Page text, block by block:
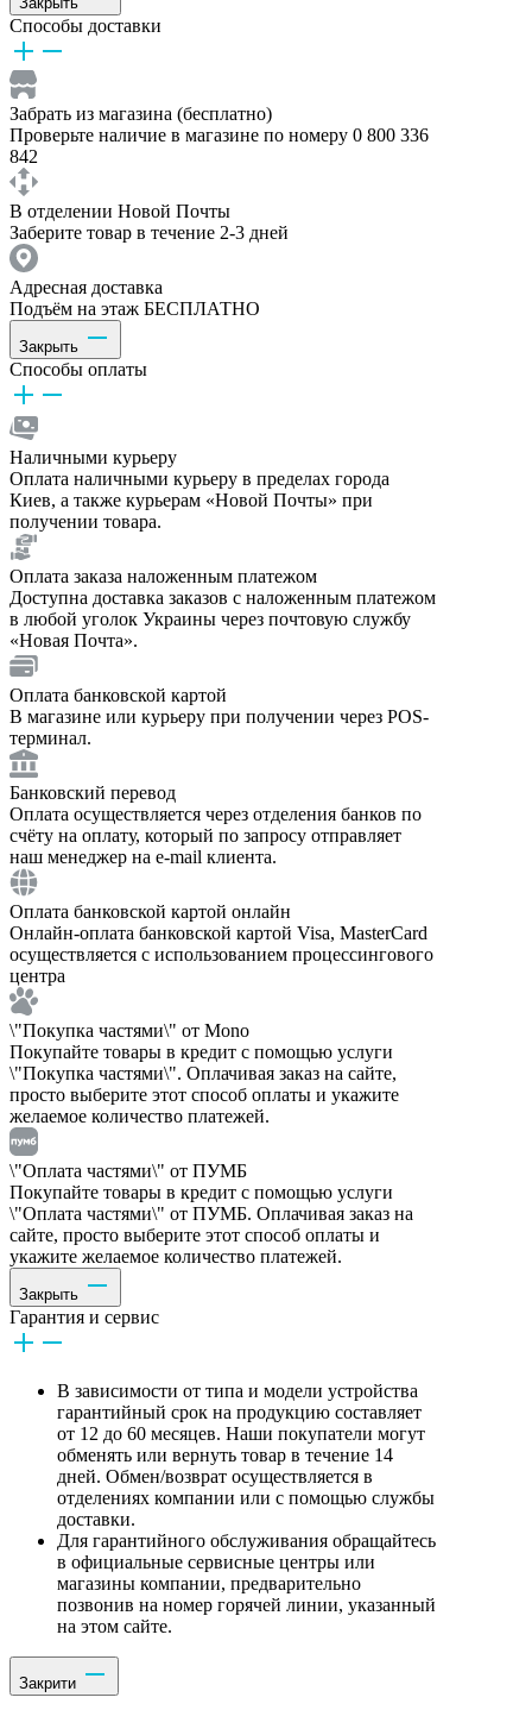
Способы доставки
Забрать из магазина (бесплатно)
Проверьте наличие в магазине по номеру 0 800 336
842
В отделении Новой Почты
Заберите товар в течение 2-3 дней
Адресная доставка
Подъём на этаж БЕСПЛАТНО
Закрыть
Способы оплаты
Наличными курьеру
Оплата наличными курьеру в пределах города
Киев, а также курьерам «Новой Почты» при
получении товара.
Оплата заказа наложенным платежом
Доступна доставка заказов с наложенным платежом
в любой уголок Украины через почтовую службу
«Новая Почта».
Оплата банковской картой
В магазине или курьеру при получении через POS-
терминал.
Банковский перевод
Оплата осуществляется через отделения банков по
счёту на оплату, который по запросу отправляет
наш менеджер на e-mail клиента.
Оплата банковской картой онлайн
Онлайн-оплата банковской картой Visa, MasterCard
осуществляется с использованием процессингового
центра
\"Покупка частями\" от Mono
Покупайте товары в кредит с помощью услуги
\"Покупка частями\". Оплачивая заказ на сайте,
просто выберите этот способ оплаты и укажите
желаемое количество платежей.
\"Оплата частями\" от ПУМБ
Покупайте товары в кредит с помощью услуги
\"Оплата частями\" от ПУМБ. Оплачивая заказ на
сайте, просто выберите этот способ оплаты и
укажите желаемое количество платежей.
Закрыть
Гарантия и сервис
В зависимости от типа и модели устройства
гарантийный срок на продукцию составляет
от 12 до 60 месяцев. Наши покупатели могут
обменять или вернуть товар в течение 14
дней. Обмен/возврат осуществляется в
отделениях компании или с помощью службы
доставки.
Для гарантийного обслуживания обращайтесь
в официальные сервисные центры или
магазины компании, предварительно
позвонив на номер горячей линии, указанный
на этом сайте.
Закрити